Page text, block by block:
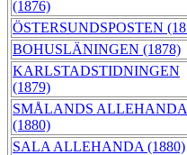
(1876)
ÖSTERSUNDSPOSTEN
BOHUSLÄNINGEN (1878)
KARLSTADSTIDNINGEN
(1879)
SMÅLANDS ALLEHANDA
(1880)
SALA ALLEHANDA (1880)